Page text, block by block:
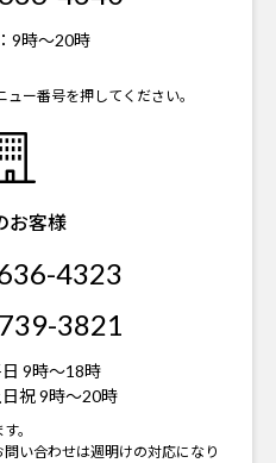
9時～20時
ー番号を押してください。
お客様
4323
3821
9時～18時
日祝 9時～20時
。
い合わせは週明けの対応になり